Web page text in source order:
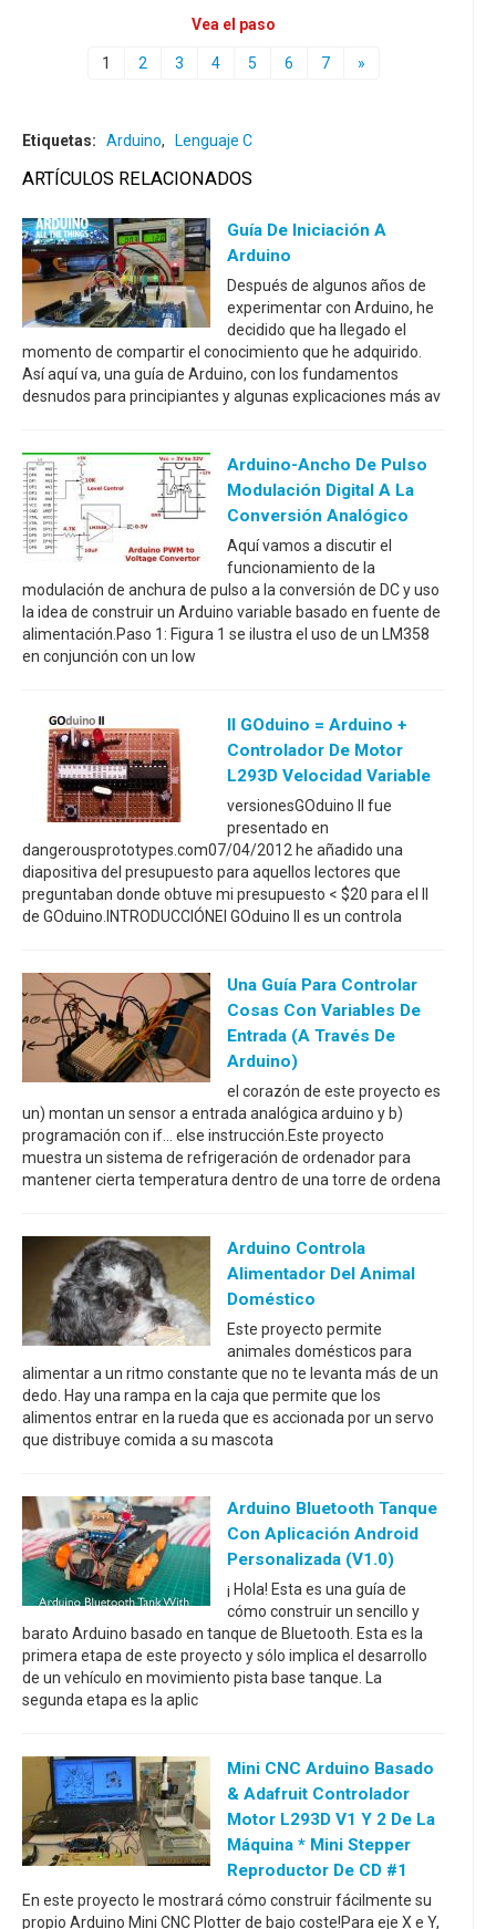
Vea el paso
1 2 3 4 5 6 7 »
Etiquetas: Arduino, Lenguaje C
ARTÍCULOS RELACIONADOS
Guía De Iniciación A
Arduino
Después de algunos años de
experimentar con Arduino, he
decidido que ha llegado el
momento de compartir el conocimiento que he adquirido.
Así aquí va, una guía de Arduino, con los fundamentos
desnudos para principiantes y algunas explicaciones más av
Arduino-Ancho De Pulso
Modulación Digital A La
Conversión Analógico
Aquí vamos a discutir el
funcionamiento de la
modulación de anchura de pulso a la conversión de DC y uso
la idea de construir un Arduino variable basado en fuente de
alimentación.Paso 1: Figura 1 se ilustra el uso de un LM358
en conjunción con un low
II GOduino = Arduino +
Controlador De Motor
L293D Velocidad Variable
versionesGOduino II fue
presentado en
dangerousprototypes.com07/04/2012 he añadido una
diapositiva del presupuesto para aquellos lectores que
preguntaban donde obtuve mi presupuesto < $20 para el II
de GOduino.INTRODUCCIÓNEl GOduino II es un controla
Una Guía Para Controlar
Cosas Con Variables De
Entrada (a Través De
Arduino)
el corazón de este proyecto es
un) montan un sensor a entrada analógica arduino y b)
programación con if... else instrucción.Este proyecto
muestra un sistema de refrigeración de ordenador para
mantener cierta temperatura dentro de una torre de ordena
Arduino Controla
Alimentador Del Animal
Doméstico
Este proyecto permite
animales domésticos para
alimentar a un ritmo constante que no te levanta más de un
dedo. Hay una rampa en la caja que permite que los
alimentos entrar en la rueda que es accionada por un servo
que distribuye comida a su mascota
Arduino Bluetooth Tanque
Con Aplicación Android
Personalizada (V1.0)
¡ Hola! Esta es una guía de
cómo construir un sencillo y
barato Arduino basado en tanque de Bluetooth. Esta es la
primera etapa de este proyecto y sólo implica el desarrollo
de un vehículo en movimiento pista base tanque. La
segunda etapa es la aplic
Mini CNC Arduino Basado
& Adafruit Controlador
Motor L293D V1 Y 2 De La
Máquina * Mini Stepper
Reproductor De CD #1
En este proyecto le mostrará cómo construir fácilmente su
propio Arduino Mini CNC Plotter de bajo coste!Para eje X e Y,